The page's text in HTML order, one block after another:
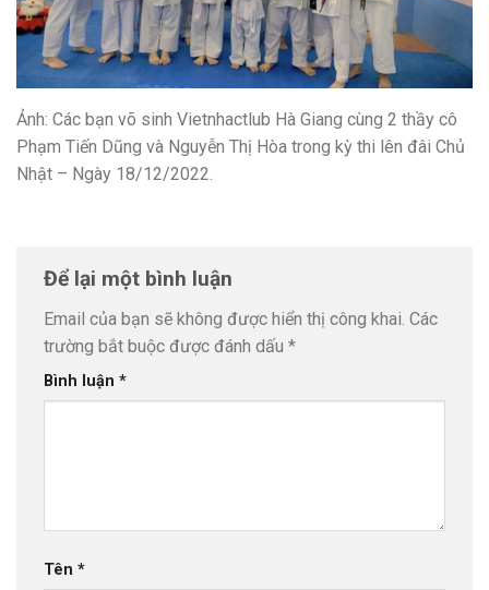
Ảnh: Các bạn võ sinh Vietnhactlub Hà Giang cùng 2 thầy cô
Phạm Tiến Dũng và Nguyễn Thị Hòa trong kỳ thi lên đâi Chủ
Nhật – Ngày 18/12/2022.
Để lại một bình luận
Email của bạn sẽ không được hiển thị công khai. Các
trường bắt buộc được đánh dấu *
Bình luận *
Tên *